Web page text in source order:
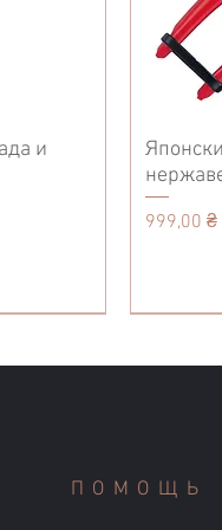
и
Цена
999,00 ₴
ПОМОЩЬ